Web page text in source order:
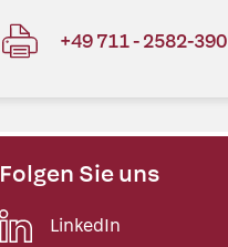
+49 711 - 2582-390
Folgen Sie uns
LinkedIn